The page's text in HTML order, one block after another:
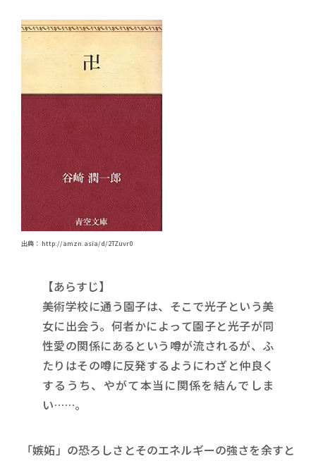
出典： http://amzn.asia/d/2TZuvr0
【あらすじ】
美術学校に通う園子は、そこで光子という美
女に出会う。何者かによって園子と光子が同
性愛の関係にあるという噂が流されるが、ふ
たりはその噂に反発するようにわざと仲良く
するうち、やがて本当に関係を結んでしま
い……。
「嫉妬」の恐ろしさとそのエネルギーの強さを余すと